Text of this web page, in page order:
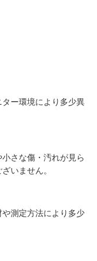
ー環境により多少異
さな傷・汚れが見ら
いません。
測定方法により多少